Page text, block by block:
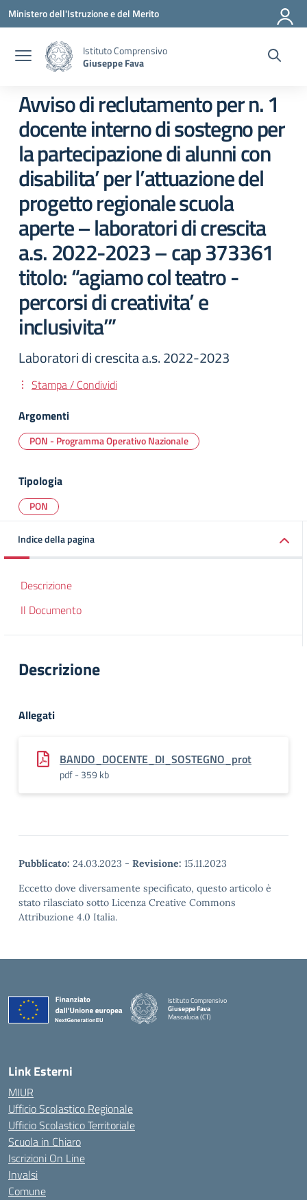
Vai ai contenuti
Vai al menu di navigazione
Vai al footer
Ministero dell'Istruzione e del Merito
Istituto Comprensivo
Giuseppe Fava
Avviso di reclutamento per n. 1
docente interno di sostegno per
la partecipazione di alunni con
disabilita’ per l’attuazione del
progetto regionale scuola
aperte – laboratori di crescita
a.s. 2022-2023 – cap 373361
titolo: “agiamo col teatro -
percorsi di creativita’ e
inclusivita’”
Laboratori di crescita a.s. 2022-2023
Stampa / Condividi
Argomenti
PON - Programma Operativo Nazionale
Tipologia
PON
Indice della pagina
Descrizione
Il Documento
Descrizione
Allegati
BANDO_DOCENTE_DI_SOSTEGNO_prot
pdf - 359 kb
Pubblicato: 24.03.2023 - Revisione: 15.11.2023
Eccetto dove diversamente specificato, questo articolo è
stato rilasciato sotto Licenza Creative Commons
Attribuzione 4.0 Italia.
Istituto Comprensivo
Giuseppe Fava
Mascalucia (CT)
Link Esterni
MIUR
Ufficio Scolastico Regionale
Ufficio Scolastico Territoriale
Scuola in Chiaro
Iscrizioni On Line
Invalsi
Comune